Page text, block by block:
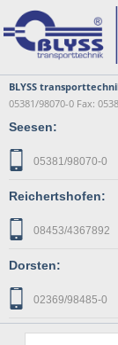
BLYSS
05381/98070-0 Fax:
Seesen:
05381/98070-0
Reichertshofen:
08453/4367892
Dorsten:
02369/98485-0